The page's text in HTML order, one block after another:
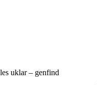
uklar – genfind